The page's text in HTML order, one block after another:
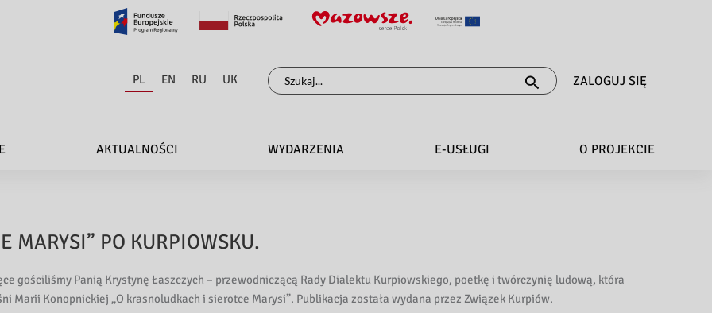
PL EN RU UK
Szukaj
dla:
ZALOGUJ SIĘ
AKTUALNOŚCI WYDARZENIA E-USŁUGI O PROJEKCIE
MARYSI” PO KURPIOWSKU.
gościliśmy Panią Krystynę Łaszczych – przewodniczącą Rady Dialektu Kurpiowskiego, poetkę i twórczynię ludową, która
Marii Konopnickiej „O krasnoludkach i sierotce Marysi”. Publikacja została wydana przez Związek Kurpiów.